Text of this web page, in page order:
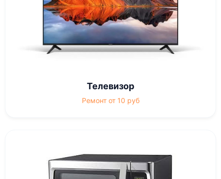
Телевизор
Ремонт от 10 руб